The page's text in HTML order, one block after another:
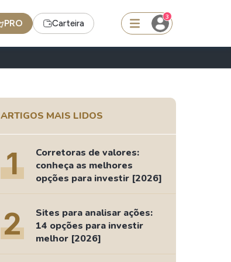
PRO Carteira
3
FII
TRXF11
Ideias
Agenda de Dividendos
Radar do Dividendo Inteligente
Carteiras Recomendadas
ARTIGOS MAIS LIDOS
1
Corretoras de valores:
conheça as melhores
opções para investir [2026]
2
Sites para analisar ações:
14 opções para investir
melhor [2026]